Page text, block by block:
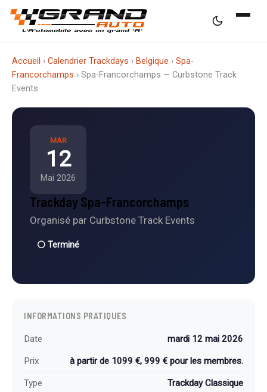
Accueil › Calendrier Trackdays › Belgique › Spa-
Francorchamps › Spa-Francorchamps — Curbstone Track
Events
MAR
12
Mai 2026
Trackday Spa-Francorchamps
Organisé par Curbstone Track Events
⚪ Terminé
INFORMATIONS PRATIQUES
Date mardi 12 mai 2026
Prix à partir de 1099 €, 999 € pour les membres.
Type Trackday Classique